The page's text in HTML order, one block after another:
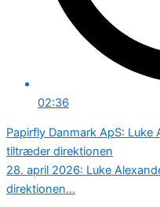
02:36
Papirfly Danmark ApS: Luke
tiltræder direktionen
28. april 2026: Luke
direktionen...